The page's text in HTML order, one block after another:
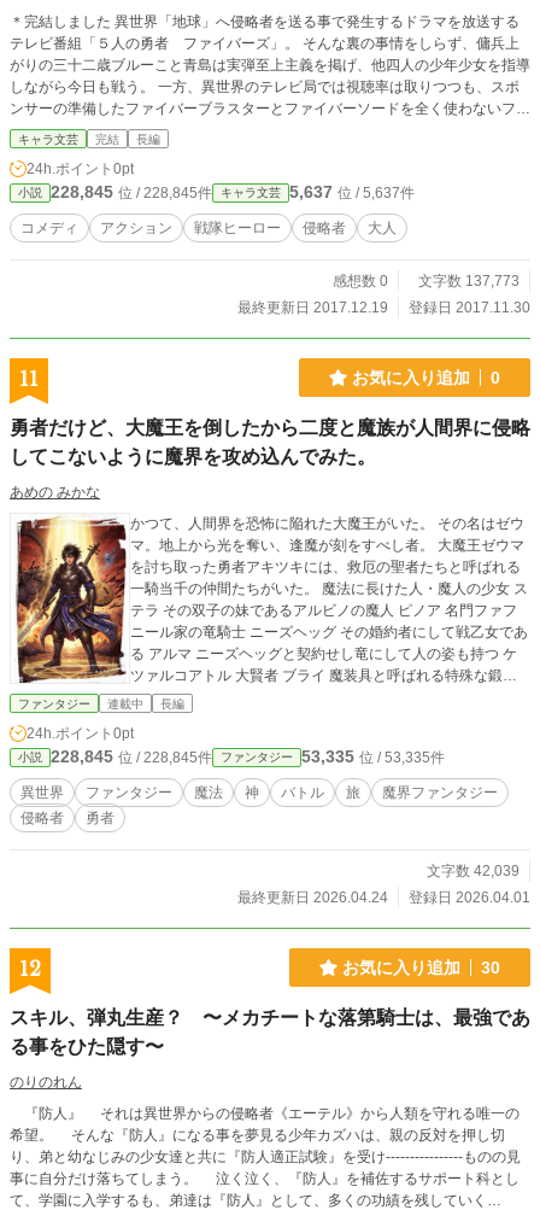
＊完結しました 異世界「地球」へ侵略者を送る事で発生するドラマを放送する
テレビ番組「５人の勇者 ファイバーズ」。 そんな裏の事情をしらず、傭兵上
がりの三十二歳ブルーこと青島は実弾至上主義を掲げ、他四人の少年少女を指導
しながら今日も戦う。 一方、異世界のテレビ局では視聴率は取りつつも、スポ
ンサーの準備したファイバーブラスターとファイバーソードを全く使わないファ
イバーズ達が問題視されていた。 なんとか解決しようとするスタッフ達。だが
「テコ入れ」というシナリオ変更は刻一刻と近づきつつ合った……。
キャラ文芸 完結 長編
24h.ポイント 0pt
小説 228,845 位 / 228,845件 キャラ文芸 5,637 位 / 5,637件
コメディ アクション 戦隊ヒーロー 侵略者 大人
感想数 0
文字数 137,773
最終更新日 2017.12.19
登録日 2017.11.30
11 お気に入り追加 0
勇者だけど、大魔王を倒したから二度と魔族が人間界に侵略
してこないように魔界を攻め込んでみた。
あめの みかな
かつて、人間界を恐怖に陥れた大魔王がいた。 その名はゼウ
マ。地上から光を奪い、逢魔が刻をすべし者。 大魔王ゼウマ
を討ち取った勇者アキツキには、救厄の聖者たちと呼ばれる
一騎当千の仲間たちがいた。 魔法に長けた人・魔人の少女 ス
テラ その双子の妹であるアルビノの魔人 ピノア 名門ファフ
ニール家の竜騎士 ニーズヘッグ その婚約者にして戦乙女であ
る アルマ ニーズヘッグと契約せし竜にして人の姿も持つ ケ
ツァルコアトル 大賢者 ブライ 魔装具と呼ばれる特殊な鍛冶
職人であり、あらゆる武器を使いこなすレオナルド レオナル
ス サタナハマアカ 合体銃剣の使い手である義賊 ヤマト 錬金
術を極めた魔少年 イルル 先代の勇者であるフガク そして、
２０００年前の時代からタイムスリップしてきた処刑直前の
メシア アンフィス 大魔王ゼウマを討ち取った勇者アキツキた
ウマの死によって、魔界のパワーバランスは崩れ、魔界戦国
つ、シンカ国の魔王エストは、かつてはダークマトンと呼ば
れる魔導大量破壊兵器を数多く保持していた。 しかし、ゼウ
エストはその言葉を信じ、ダークマトンをすべて手放した。
しかし、ゼウマ亡き後、その約束は反故にされ、近隣諸国か
らその領土を狙われていた。 エストはゼウマを倒した勇者ら
に助けを乞う。 勇者らはエストを善なる魔王と見抜き、彼な
らば魔界に天下泰平の世を築いてくれるであろうと確信し、
ファンタジー 連載中 長編
24h.ポイント 0pt
小説 228,845 位 / 228,845件 ファンタジー 53,335 位 / 53,335件
異世界 ファンタジー 魔法 神 バトル 旅
魔界ファンタジー
侵略者
勇者
文字数 42,039
最終更新日 2026.04.24
登録日 2026.04.01
12 お気に入り追加 30
スキル、弾丸生産？ 〜メカチートな落第騎士は、最強であ
る事をひた隠す〜
のりのれん
『防人』 それは異世界からの侵略者《エーテル》から人類を守れる唯一の
希望。 そんな『防人』になる事を夢見る少年カズハは、親の反対を押し切
り、弟と幼なじみの少女達と共に『防人適正試験』を受け----------------ものの見
事に自分だけ落ちてしまう。 泣く泣く、『防人』を補佐するサポート科とし
て、学園に入学するも、弟達は『防人』として、多くの功績を残していく